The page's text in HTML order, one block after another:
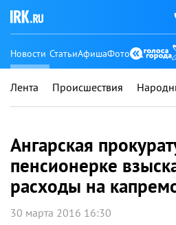
Новости СтатьиАфишаФото
Лента Происшествия
Ангарская
пенсионерке
расходы на
30 марта 2016 16:30